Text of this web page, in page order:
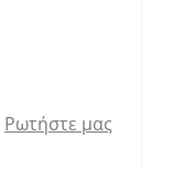
Ρωτήστε μας